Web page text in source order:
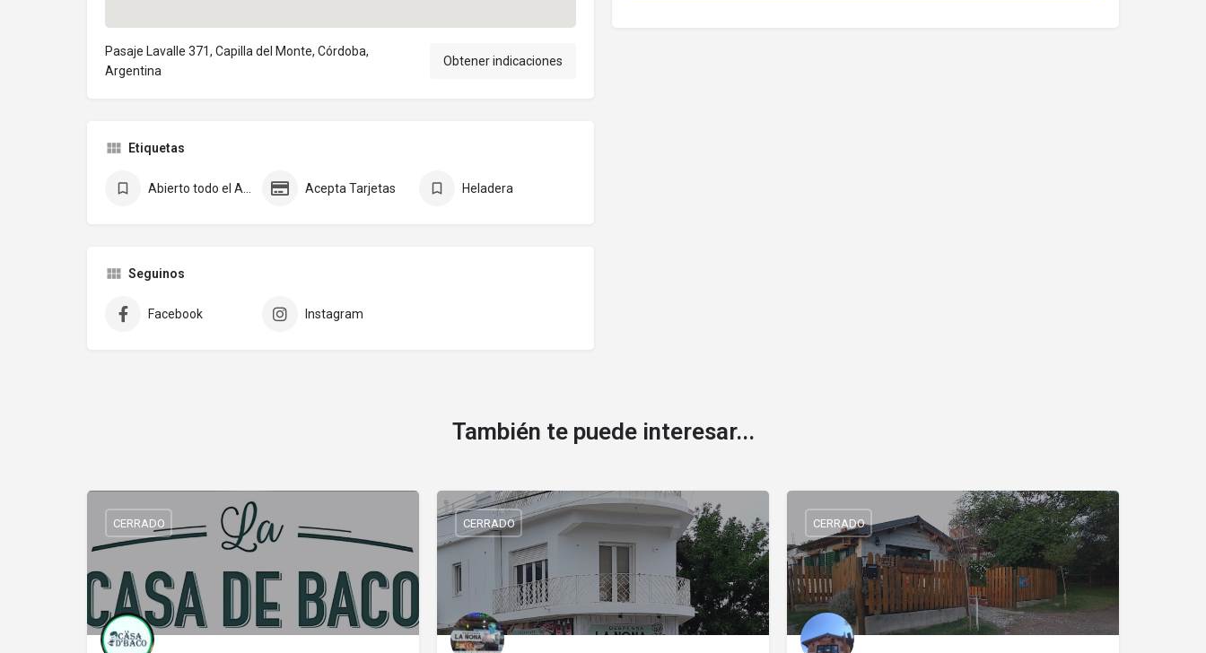
Pasaje Lavalle 371, Capilla del Monte, Córdoba,
Argentina
Obtener indicaciones
Etiquetas
Abierto todo el Año Acepta Tarjetas Heladera
Seguinos
Facebook Instagram
También te puede interesar...
CERRADO CERRADO CERRADO